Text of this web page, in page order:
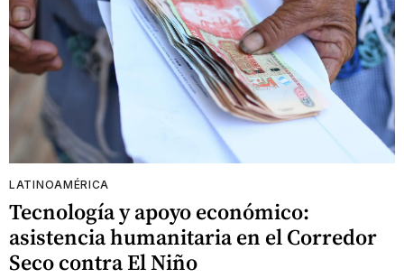
LATINOAMÉRICA
Tecnología y apoyo económico:
asistencia humanitaria en el Corredor
Seco contra El Niño